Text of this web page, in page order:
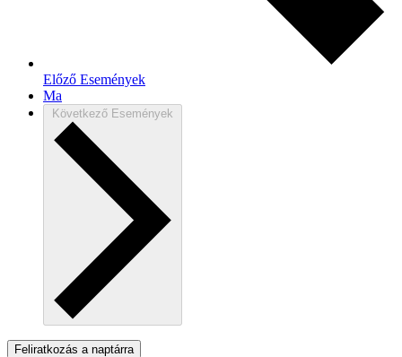
Előző Események
Ma
Következő Események
Feliratkozás a naptárra